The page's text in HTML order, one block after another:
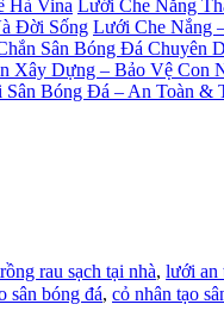
Lưới Che Nắng
Lưới Che Nắng
Sân Bóng Đá Chuyên
Xây Dựng – Bảo Vệ Con
Sân Bóng Đá – An Toàn &
rau sạch tại nhà, lưới an
sân bóng đá, cỏ nhân tạo